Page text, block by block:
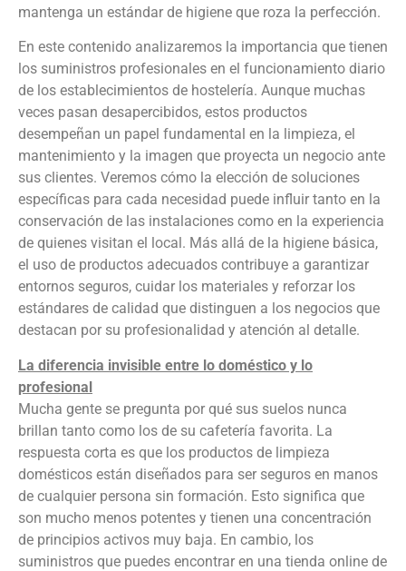
mantenga un estándar de higiene que roza la perfección.
En este contenido analizaremos la importancia que tienen
los suministros profesionales en el funcionamiento diario
de los establecimientos de hostelería. Aunque muchas
veces pasan desapercibidos, estos productos
desempeñan un papel fundamental en la limpieza, el
mantenimiento y la imagen que proyecta un negocio ante
sus clientes. Veremos cómo la elección de soluciones
específicas para cada necesidad puede influir tanto en la
conservación de las instalaciones como en la experiencia
de quienes visitan el local. Más allá de la higiene básica,
el uso de productos adecuados contribuye a garantizar
entornos seguros, cuidar los materiales y reforzar los
estándares de calidad que distinguen a los negocios que
destacan por su profesionalidad y atención al detalle.
La diferencia invisible entre lo doméstico y lo
profesional
Mucha gente se pregunta por qué sus suelos nunca
brillan tanto como los de su cafetería favorita. La
respuesta corta es que los productos de limpieza
domésticos están diseñados para ser seguros en manos
de cualquier persona sin formación. Esto significa que
son mucho menos potentes y tienen una concentración
de principios activos muy baja. En cambio, los
suministros que puedes encontrar en una tienda online de